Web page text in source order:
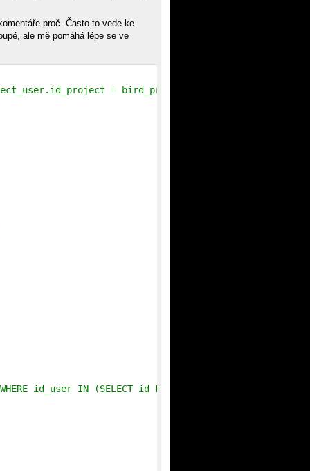
proč. Často to vede ke
ale mě pomáhá lépe se ve
= bird_project.id AND
id_user IN (SELECT id FROM bird_user WHERE type